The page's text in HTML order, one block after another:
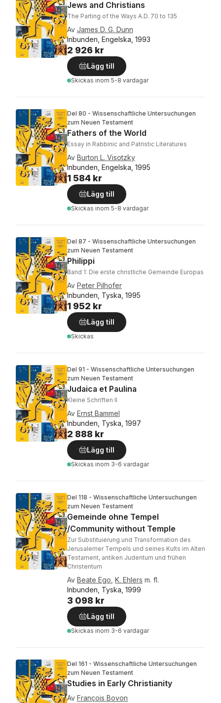
Jews and Christians
The Parting of the Ways A.D. 70 to 135
Av James D. G. Dunn
Inbunden, Engelska, 1993
2 926 kr
Lägg till
Skickas inom 5-8 vardagar
Del 80 - Wissenschaftliche Untersuchungen
zum Neuen Testament
Fathers of the World
Essay in Rabbinic and Patristic Literatures
Av Burton L. Visotzky
Inbunden, Engelska, 1995
1 584 kr
Lägg till
Skickas inom 5-8 vardagar
Del 87 - Wissenschaftliche Untersuchungen
zum Neuen Testament
Philippi
Band 1: Die erste christliche Gemeinde Europas
Av Peter Pilhofer
Inbunden, Tyska, 1995
1 952 kr
Lägg till
Skickas
Del 91 - Wissenschaftliche Untersuchungen
zum Neuen Testament
Judaica et Paulina
Kleine Schriften II
Av Ernst Bammel
Inbunden, Tyska, 1997
2 888 kr
Lägg till
Skickas inom 3-6 vardagar
Del 118 - Wissenschaftliche Untersuchungen
zum Neuen Testament
Gemeinde ohne Tempel
/Community without Temple
Zur Substituierung und Transformation des
Jerusalemer Tempels und seines Kults im Alten
Testament, antiken Judentum und frühen
Christentum
Av Beate Ego K. Ehlers m. fl.
Inbunden, Tyska, 1999
3 098 kr
Lägg till
Skickas inom 3-6 vardagar
Del 161 - Wissenschaftliche Untersuchungen
zum Neuen Testament
Studies in Early Christianity
Av François Bovon